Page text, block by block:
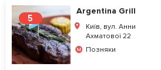
5
Argentina Grill
Київ, вул. Анни
Ахматової 22
Позняки